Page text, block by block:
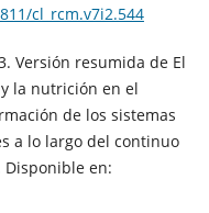
cl_rcm.v7i2.544
Versión resumida de El
la nutrición en el
de los sistemas
a lo largo del continuo
Disponible en: